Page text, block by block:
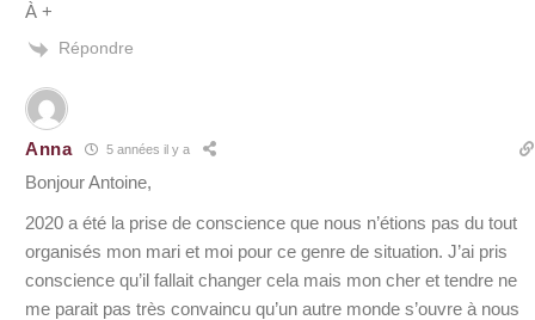
À +
Répondre
Anna 5 années il y a
Bonjour Antoine,
2020 a été la prise de conscience que nous n’étions pas du tout
organisés mon mari et moi pour ce genre de situation. J’ai pris
conscience qu’il fallait changer cela mais mon cher et tendre ne
me parait pas très convaincu qu’un autre monde s’ouvre à nous